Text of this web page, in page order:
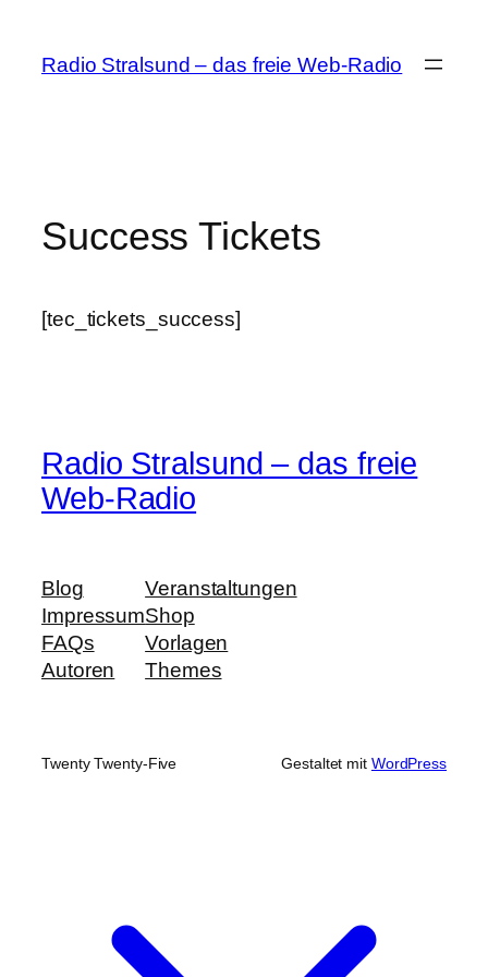
springen
Radio Stralsund – das freie Web-Radio
Success Tickets
[tec_tickets_success]
Radio Stralsund – das freie
Web-Radio
Blog
Impressum
FAQs
Autoren
Veranstaltungen
Shop
Vorlagen
Themes
Twenty Twenty-Five Gestaltet mit WordPress